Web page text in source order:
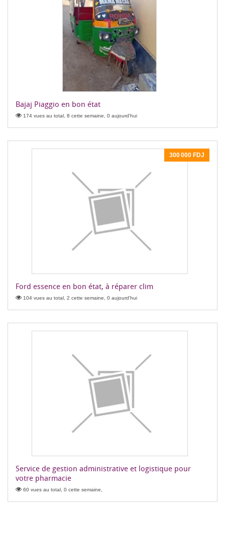
Bajaj Piaggio en bon état
174 vues au total, 8 cette semaine, 0 aujourd'hui
300 000 FDJ
Ford essence en bon état, à réparer clim
104 vues au total, 2 cette semaine, 0 aujourd'hui
Service de gestion administrative et logistique pour
votre pharmacie
60 vues au total, 0 cette semaine,